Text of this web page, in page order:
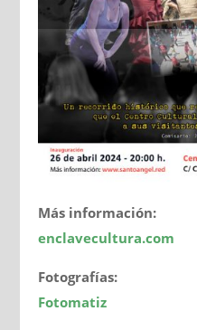
Más información:
enclavecultura.com
Fotografías:
Fotomatiz